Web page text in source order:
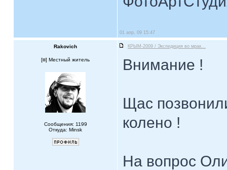
01 апр, 09 15:47
Rakovich КРЫМ-2009 / Экспедиция во мрак...
[ ] Местный житель
Сообщения: 1199
Откуда: Minsk
Внимание !
Щас
колено !
На вопрос